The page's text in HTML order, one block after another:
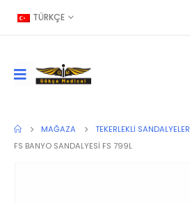
TÜRKÇE
MAĞAZA
TEKERLEKLI SANDALYELER
FS BANYO SANDALYESİ FS 799L